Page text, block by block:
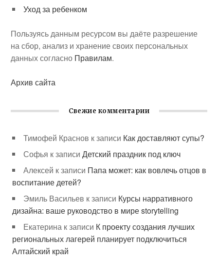
Уход за ребенком
Пользуясь данным ресурсом вы даёте разрешение
на сбор, анализ и хранение своих персональных
данных согласно Правилам.
Архив сайта
Свежие комментарии
Тимофей Краснов к записи Как доставляют супы?
Софья к записиДетский праздник под ключ
Алексей к записи Папа может: как вовлечь отцов в
воспитание детей?
Эмиль Васильев к записи Курсы нарративного
дизайна: ваше руководство в мире storytelling
Екатерина к записи К проекту создания лучших
региональных лагерей планирует подключиться
Алтайский край